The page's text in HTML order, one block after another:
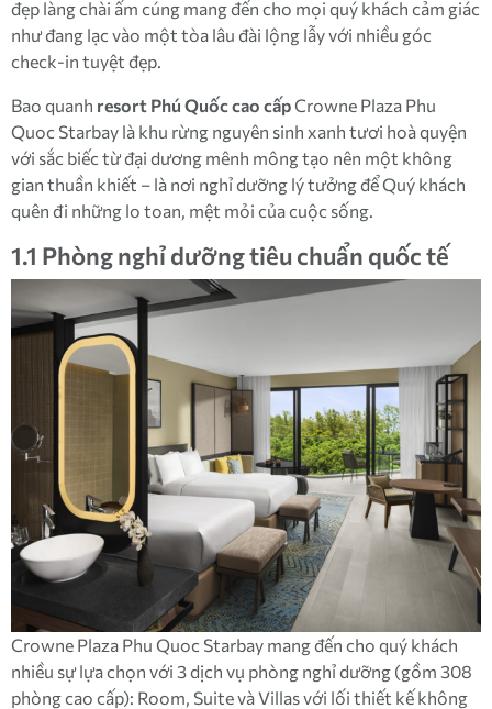
đẹp làng chài ấm cúng mang đến cho mọi quý khách cảm giác
như đang lạc vào một tòa lâu đài lộng lẫy với nhiều góc
check-in tuyệt đẹp.
Bao quanh resort Phú Quốc cao cấpCrowne Plaza Phu
Quoc Starbay là khu rừng nguyên sinh xanh tươi hoà quyện
với sắc biếc từ đại dương mênh mông tạo nên một không
gian thuần khiết – là nơi nghỉ dưỡng lý tưởng để Quý khách
quên đi những lo toan, mệt mỏi của cuộc sống.
1.1 Phòng nghỉ dưỡng tiêu chuẩn quốc tế
Crowne Plaza Phu Quoc Starbay mang đến cho quý khách
nhiều sự lựa chọn với 3 dịch vụ phòng nghỉ dưỡng (gồm 308
phòng cao cấp): Room, Suite và Villas với lối thiết kế không